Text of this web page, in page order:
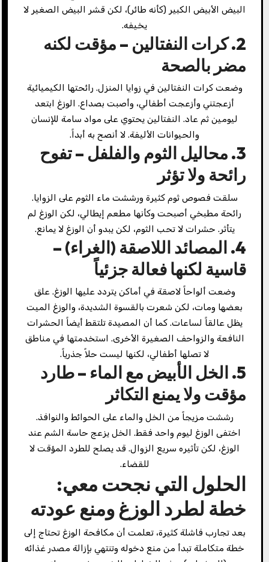
البيض الأبيض الكبير (كأنه طائر)، لكن قشر البيض الصغير لا
يخيفه.
2. كرات النفتالين – مؤقت لكنه
مضر بالصحة
وضعت كرات النفتالين في زوايا المنزل. رائحتها الكيميائية
أزعجتني وأزعجت أطفالي، وأصبت بصداع. الوزغ ابتعد
ليومين ثم عاد. النفتالين يحتوي على مواد سامة للإنسان
والحيوانات الأليفة. لا أنصح به أبداً.
3. محاليل الثوم والفلفل – تفوح
رائحة ولا تؤثر
سلقت فصوص ثوم كثيرة ورششت ماء الثوم على الزوايا.
رائحة مطبخي أصبحت وكأنها مطعم إيطالي، لكن الوزغ لم
يتأثر. حشرات لا تحب الثوم، لكن يبدو أن الوزغ لا يمانع.
4. المصائد اللاصقة (الغراء) –
قاسية لكنها فعالة جزئياً
وضعت ألواحاً لاصقة في أماكن يتردد عليها الوزغ. علق
بعضها ومات، لكن شعرت بالقسوة الشديدة، والوزغ الميت
يظل عالقاً لساعات. كما أن المصيدة تلتقط أيضاً الحشرات
النافعة والزواحف الصغيرة الأخرى. استخدمتها في مناطق
لا تصلها أطفالي، لكنها ليست حلاً جذرياً.
5. الخل الأبيض مع الماء – طارد
مؤقت ولا يمنع التكاثر
رششت مزيجاً من الخل والماء على الحوائط والنوافذ.
اختفى الوزغ ليوم واحد فقط. الخل يزعج حاسة الشم عند
الوزغ، لكن تأثيره سريع الزوال. قد يصلح للطرد المؤقت لا
للقضاء.
الحلول التي نجحت معي:
خطة لطرد الوزغ ومنع عودته
بعد تجارب فاشلة كثيرة، تعلمت أن مكافحة الوزغ تحتاج إلى
خطة متكاملة تبدأ من منع دخوله وتنتهي بإزالة مصدر غذائه